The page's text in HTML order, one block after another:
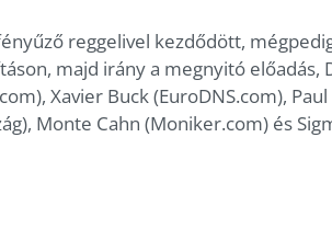
reggelivel kezdődött,
majd irány a megnyitó
Xavier Buck (EuroDNS.com),
Monte Cahn (Moniker.com) és